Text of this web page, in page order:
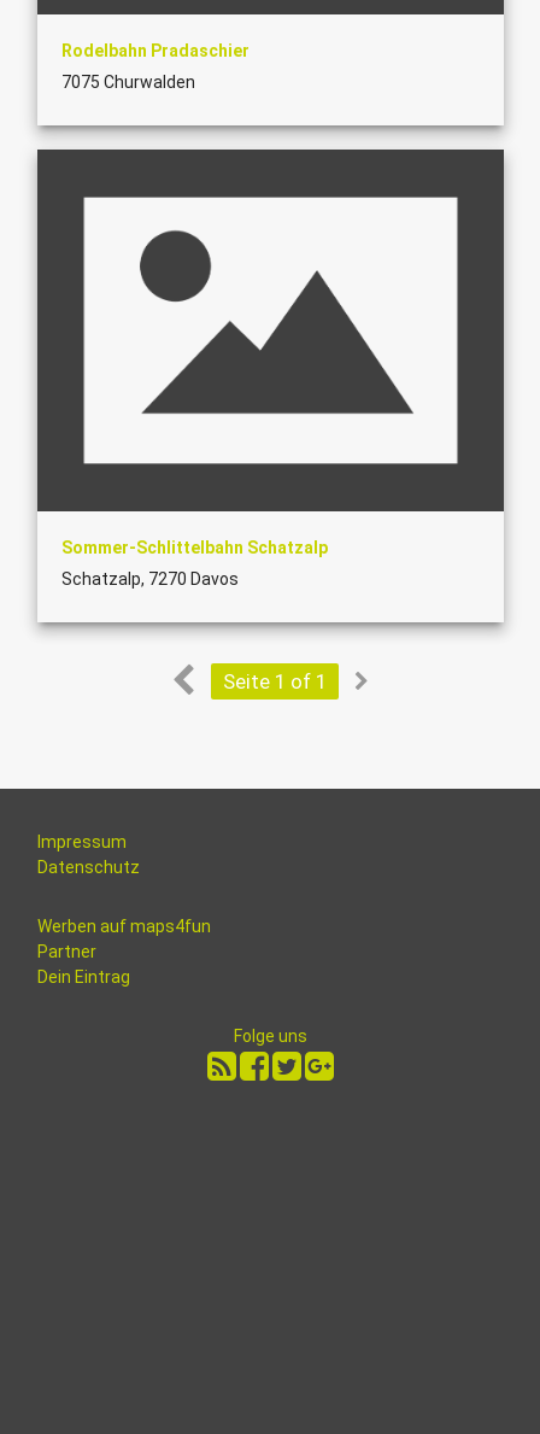
Rodelbahn Pradaschier
7075 Churwalden
Sommer-Schlittelbahn Schatzalp
Schatzalp, 7270 Davos
Seite 1 of 1
Impressum
Datenschutz
Werben auf maps4fun
Partner
Dein Eintrag
Folge uns